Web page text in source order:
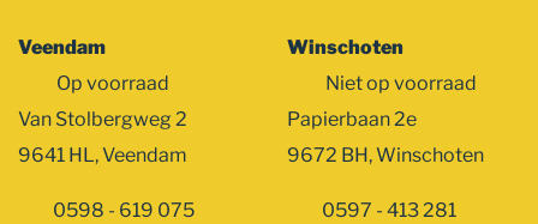
Veendam
Op voorraad
Van Stolbergweg 2
9641 HL, Veendam
0598 - 619 075
Winschoten
Niet op voorraad
Papierbaan 2e
9672 BH, Winschoten
0597 - 413 281